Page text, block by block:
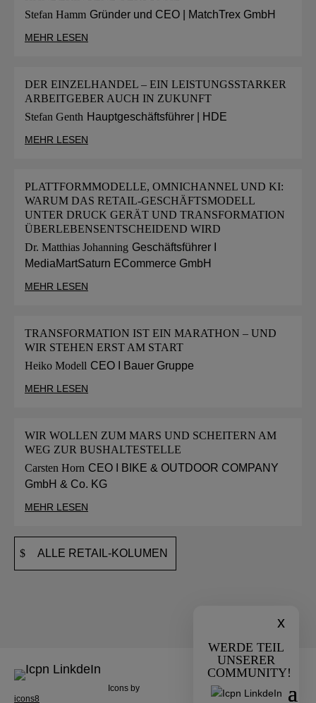
Stefan Hamm Gründer und CEO | MatchTrex GmbH
MEHR LESEN
DER EINZELHANDEL – EIN LEISTUNGSSTARKER
ARBEITGEBER AUCH IN ZUKUNFT
Stefan Genth Hauptgeschäftsführer | HDE
MEHR LESEN
PLATTFORMMODELLE, OMNICHANNEL UND KI:
WARUM DAS RETAIL-GESCHÄFTSMODELL
UNTER DRUCK GERÄT UND TRANSFORMATION
ÜBERLEBENSENTSCHEIDEND WIRD
Dr. Matthias Johanning Geschäftsführer I
MediaMartSaturn ECommerce GmbH
MEHR LESEN
TRANSFORMATION IST EIN MARATHON – UND
WIR STEHEN ERST AM START
Heiko Modell CEO I Bauer Gruppe
MEHR LESEN
WIR WOLLEN ZUM MARS UND SCHEITERN AM
WEG ZUR BUSHALTESTELLE
Carsten Horn CEO I BIKE & OUTDOOR COMPANY
GmbH & Co. KG
MEHR LESEN
ALLE RETAIL-KOLUMEN
Icons by
icons8
x
WERDE TEIL
UNSERER
COMMUNITY!